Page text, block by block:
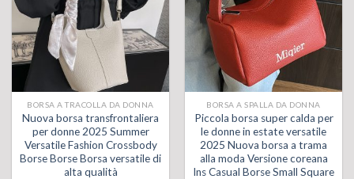
BORSA A TRACOLLA DA DONNA
Nuova borsa transfrontaliera
per donne 2025 Summer
Versatile Fashion Crossbody
Borse Borse Borsa versatile di
alta qualità
BORSA A SPALLA DA DONNA
Piccola borsa super calda per
le donne in estate versatile
2025 Nuova borsa a trama
alla moda Versione coreana
Ins Casual Borse Small Square